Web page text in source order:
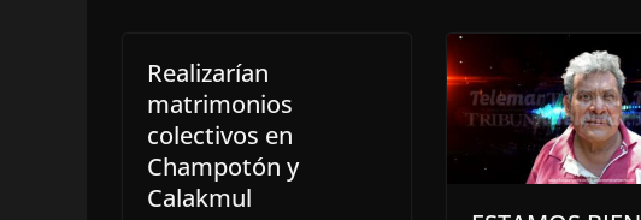
Realizarían
matrimonios
colectivos en
Champotón y
Calakmul